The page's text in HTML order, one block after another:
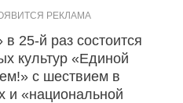
25-й раз состоится
культур «Единой
с шествием в
и «национальной